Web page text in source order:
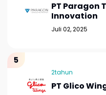
PT Paragon
Innovation
Juli 02, 2025
2tahun
PT Glico